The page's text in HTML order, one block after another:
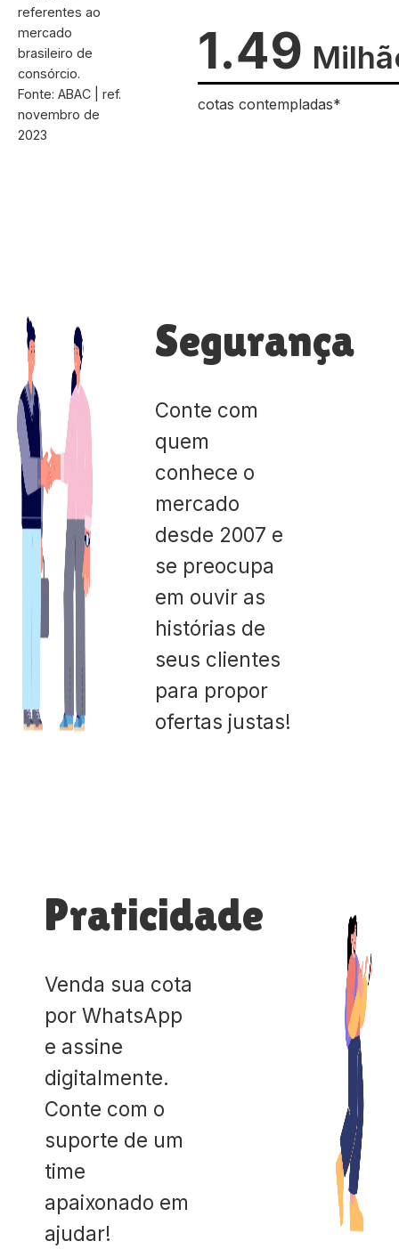
referentes ao
mercado
brasileiro de
consórcio.
Fonte: ABAC | ref.
novembro de
2023
1.49
cotas contempladas*
Segurança
Conte com
quem
conhece o
mercado
desde 2007 e
se preocupa
em ouvir as
histórias de
seus clientes
para propor
ofertas justas!
Praticidade
Venda sua cota
por WhatsApp
e assine
digitalmente.
Conte com o
suporte de um
time
apaixonado em
ajudar!